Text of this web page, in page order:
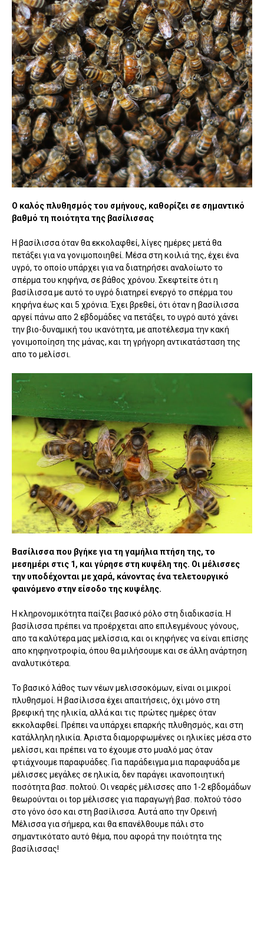
Ο καλός πλυθησμός του σμήνους, καθορίζει σε σημαντικό
βαθμό τη ποιότητα της βασίλισσας
Η βασίλισσα όταν θα εκκολαφθεί, λίγες ημέρες μετά θα
πετάξει για να γονιμοποιηθεί. Μέσα στη κοιλιά της, έχει ένα
υγρό, το οποίο υπάρχει για να διατηρήσει αναλοίωτο το
σπέρμα του κηφήνα, σε βάθος χρόνου. Σκεφτείτε ότι η
βασίλισσα με αυτό το υγρό διατηρεί ενεργό το σπέρμα του
κηφήνα έως και 5 χρόνια. Έχει βρεθεί, ότι όταν η βασίλισσα
αργεί πάνω απο 2 εβδομάδες να πετάξει, το υγρό αυτό χάνει
την βιο-δυναμική του ικανότητα, με αποτέλεσμα την κακή
γονιμοποίηση της μάνας, και τη γρήγορη αντικατάσταση της
απο το μελίσσι.
Βασίλισσα που βγήκε για τη γαμήλια πτήση της, το
μεσημέρι στις 1, και γύρησε στη κυψέλη της. Οι μέλισσες
την υποδέχονται με χαρά, κάνοντας ένα τελετουργικό
φαινόμενο στην είσοδο της κυψέλης.
Η κληρονομικότητα παίζει βασικό ρόλο στη διαδικασία. Η
βασίλισσα πρέπει να προέρχεται απο επιλεγμένους γόνους,
απο τα καλύτερα μας μελίσσια, και οι κηφήνες να είναι επίσης
απο κηφηνοτροφία, όπου θα μιλήσουμε και σε άλλη ανάρτηση
αναλυτικότερα.
Το βασικό λάθος των νέων μελισσοκόμων, είναι οι μικροί
πλυθησμοί. Η βασίλισσα έχει απαιτήσεις, όχι μόνο στη
βρεφική της ηλικία, αλλά και τις πρώτες ημέρες όταν
εκκολαφθεί. Πρέπει να υπάρχει επαρκής πλυθησμός, και στη
κατάλληλη ηλικία. Άριστα διαμορφωμένες οι ηλικίες μέσα στο
μελίσσι, και πρέπει να το έχουμε στο μυαλό μας όταν
φτιάχνουμε παραφυάδες. Για παράδειγμα μια παραφυάδα με
μέλισσες μεγάλες σε ηλικία, δεν παράγει ικανοποιητική
ποσότητα βασ. πολτού. Οι νεαρές μέλισσες απο 1-2 εβδομάδων
θεωρούνται οι top μέλισσες για παραγωγή βασ. πολτού τόσο
στο γόνο όσο και στη βασίλισσα. Αυτά απο την Ορεινή
Μέλισσα για σήμερα, και θα επανέλθουμε πάλι στο
σημαντικότατο αυτό θέμα, που αφορά την ποιότητα της
βασίλισσας!